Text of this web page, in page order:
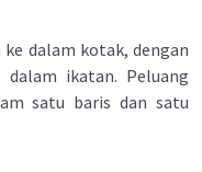
ke dalam kotak, dengan
ikatan. Peluang
satu baris dan satu